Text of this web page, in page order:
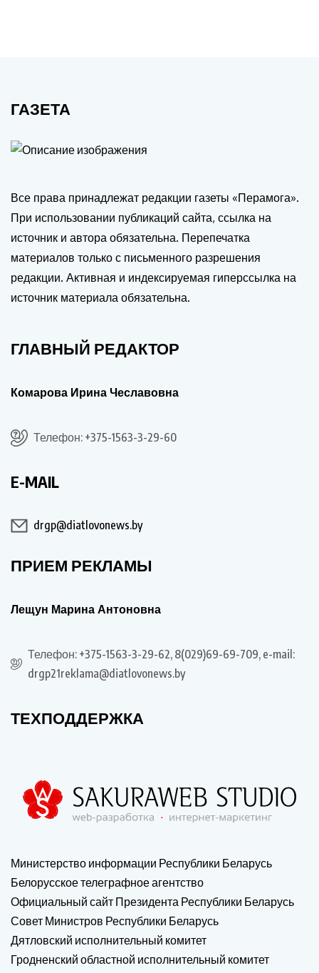
ГАЗЕТА
Все права принадлежат редакции газеты «Перамога».
При использовании публикаций сайта, ссылка на
источник и автора обязательна. Перепечатка
материалов только с письменного разрешения
редакции. Активная и индексируемая гиперссылка на
источник материала обязательна.
ГЛАВНЫЙ РЕДАКТОР
Комарова Ирина Чеславовна
Телефон: +375-1563-3-29-60
E-MAIL
drgp@diatlovonews.by
ПРИЕМ РЕКЛАМЫ
Лещун Марина Антоновна
Телефон: +375-1563-3-29-62, 8(029)69-69-709, e-mail:
drgp21reklama@diatlovonews.by
ТЕХПОДДЕРЖКА
Министерство информации Республики Беларусь
Белорусское телеграфное агентство
Официальный сайт Президента Республики Беларусь
Совет Министров Республики Беларусь
Дятловский исполнительный комитет
Гродненский областной исполнительный комитет